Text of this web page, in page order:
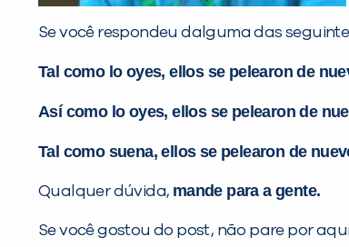
Se você respondeu dalguma das
Tal como lo oyes, ellos se pelearon de
Así como lo oyes, ellos se pelearon de
Tal como suena, ellos se pelearon de
Qualquer dúvida, mande para a gente.
Se você gostou do post, não pare por